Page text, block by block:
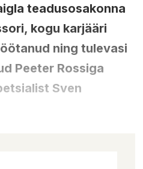
teadusosakonna
kogu karjääri
ning tulevasi
Peeter Rossiga
Sven